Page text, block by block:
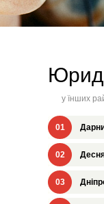
у їнших
01
02
03